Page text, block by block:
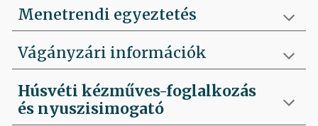
Menetrendi egyeztetés
Vágányzári információk
Húsvéti kézműves-foglalkozás
és nyuszisimogató